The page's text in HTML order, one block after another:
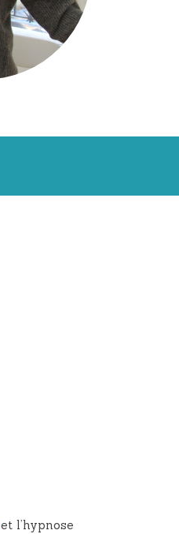
et l’hypnose